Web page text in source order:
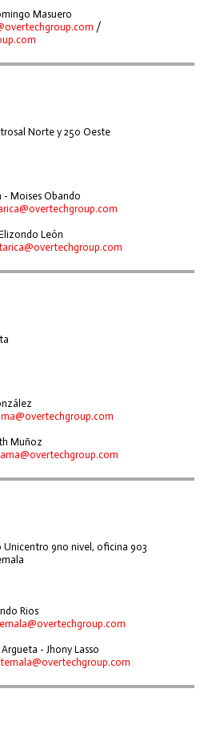
Masuero
/
Norte y 250 Oeste
- Moises Obando
León
Muñoz
Unicentro 9no nivel, oficina 903
Rios
- Jhony Lasso